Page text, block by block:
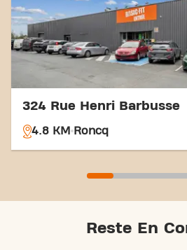
au Basic-Fit Halluin Boulevard
faites partie de notre
324 Rue Henri Barbusse
4.8 KM Roncq
Reste En